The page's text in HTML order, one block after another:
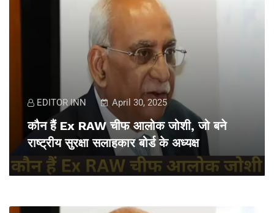
EDITOR INN April 30, 2025
कौन हैं Ex RAW चीफ आलोक जोशी, जो बने
राष्ट्रीय सुरक्षा सलाहकार बोर्ड के अध्यक्ष